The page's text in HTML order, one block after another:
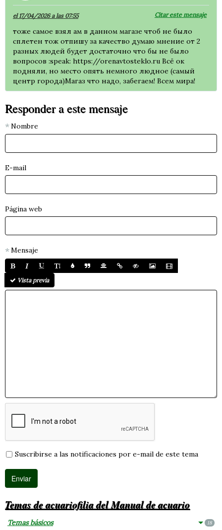
el 17/04/2026 a las 07:55 Citar este mensaje
тоже самое взял ам в данном магазе чтоб не было
сплетен тож отпишу за качество думаю мнение от 2
разных людей будет достаточно что бы не было
вопросов :speak: https://orenavtosteklo.ru Всё ок
подняли, но место опять немного людное (самый
центр города)Магаз что надо, забегаем! Всем мира!
Responder a este mensaje
Nombre
E-mail
Página web
Mensaje
Vista previa
Suscribirse a las notificaciones por e-mail de este tema
Temas de acuariofilia del Manual de acuario
Temas básicos 18